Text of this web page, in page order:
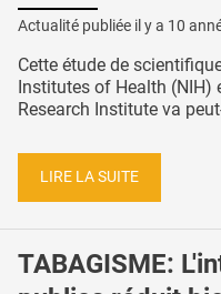
Actualité publiée il y a 10
Cette étude de
Institutes of Health
Research Institute va
LIRE LA SUITE
TABAGISME: